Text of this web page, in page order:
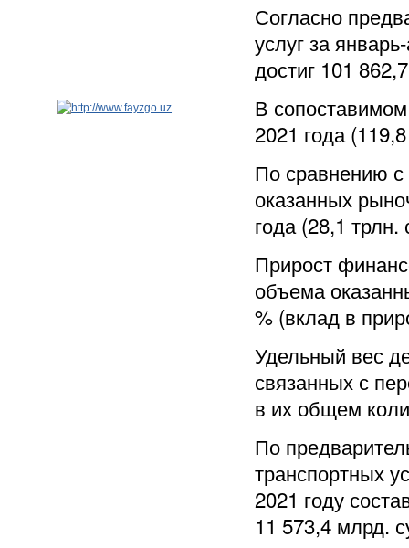
Согласно
услуг за
достиг 101
В
2021 года
По сравнению с
оказанных
года (28,1
Прирост
объема
% (вклад в
Удельный вес
связанных с
в их общем
По
транспортных
2021 году
11 573,4 млрд.